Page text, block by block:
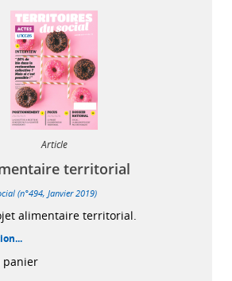
Article
territorial
(n°494, Janvier 2019)
alimentaire territorial.
panier